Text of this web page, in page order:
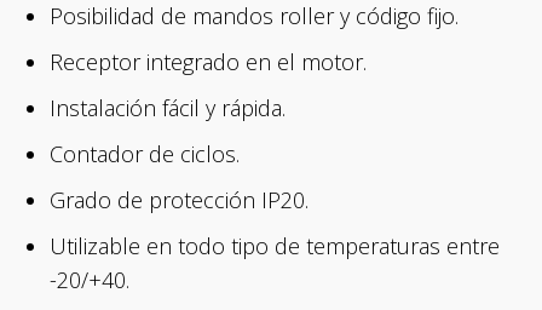
Posibilidad de mandos roller y código fijo.
Receptor integrado en el motor.
Instalación fácil y rápida.
Contador de ciclos.
Grado de protección IP20.
Utilizable en todo tipo de temperaturas entre
-20/+40.